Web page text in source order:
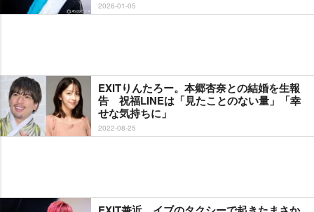
2026-01-05
EXITりんたろー。本郷杏奈との結婚を生報
告 祝福LINEは「見たことのない量」「幸
せな気持ちに」
2022-08-25